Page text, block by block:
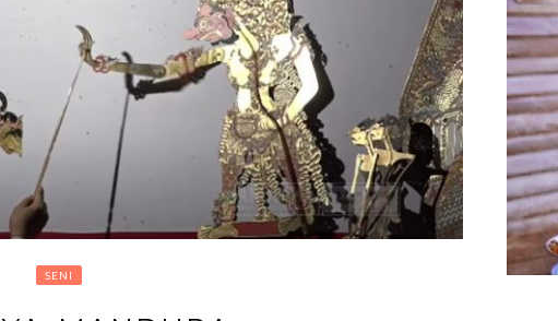
SENI